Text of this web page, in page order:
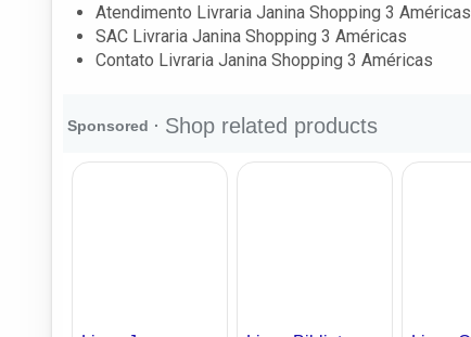
Atendimento Livraria Janina Shopping 3 Américas
SAC Livraria Janina Shopping 3 Américas
Contato Livraria Janina Shopping 3 Américas